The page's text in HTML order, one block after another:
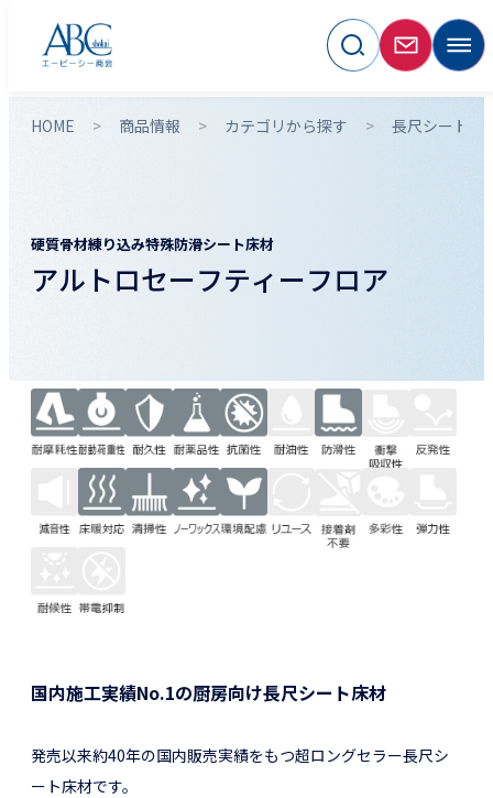
HOME 商品情報 カテゴリから探す 長尺シート・
硬質骨材練り込み特殊防滑シート床材
アルトロセーフティーフロア
国内施工実績No.1の厨房向け長尺シート床材
発売以来約40年の国内販売実績をもつ超ロングセラー長尺シ
ート床材です。